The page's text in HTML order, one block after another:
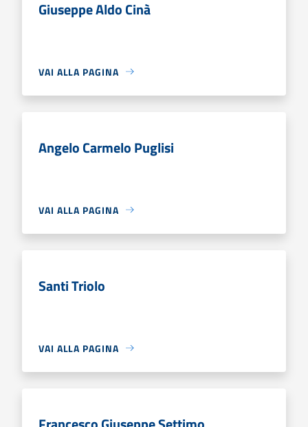
Giuseppe Aldo Cinà
VAI ALLA PAGINA
Angelo Carmelo Puglisi
VAI ALLA PAGINA
Santi Triolo
VAI ALLA PAGINA